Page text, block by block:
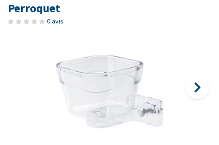
Perroquet
0 avis